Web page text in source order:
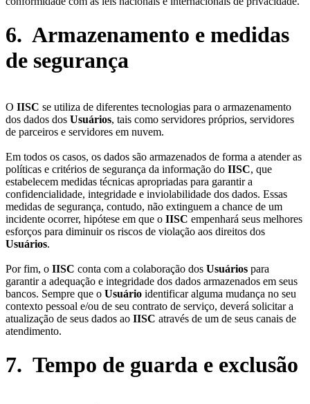
6. Armazenamento e medidas
de segurança
O IISC se utiliza de diferentes tecnologias para o armazenamento
dos dados dos Usuários, tais como servidores próprios, servidores
de parceiros e servidores em nuvem.
Em todos os casos, os dados são armazenados de forma a atender as
políticas e critérios de segurança da informação do IISC, que
estabelecem medidas técnicas apropriadas para garantir a
confidencialidade, integridade e inviolabilidade dos dados. Essas
medidas de segurança, contudo, não extinguem a chance de um
incidente ocorrer, hipótese em que o IISC empenhará seus melhores
esforços para diminuir os riscos de violação aos direitos dos
Usuários.
Por fim, o IISC conta com a colaboração dos Usuários para
garantir a adequação e integridade dos dados armazenados em seus
bancos. Sempre que o Usuário identificar alguma mudança no seu
contexto pessoal e/ou de seu contrato de serviço, deverá solicitar a
atualização de seus dados ao IISC através de um de seus canais de
atendimento.
7. Tempo de guarda e exclusão